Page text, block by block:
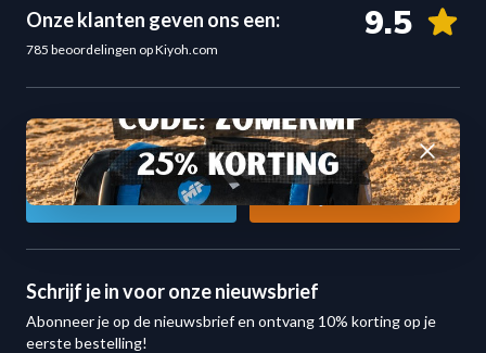
Onze klanten geven ons een:
785 beoordelingen op Kiyoh.com
9.5
Kunnen we je ergens mee helpen?
Vragen over een product of bestelling? Wij helpen u graag!
Klantenservice Bekijk onze winkel
Schrijf je in voor onze nieuwsbrief
Abonneer je op de nieuwsbrief en ontvang 10% korting op je
eerste bestelling!
Afwijzen